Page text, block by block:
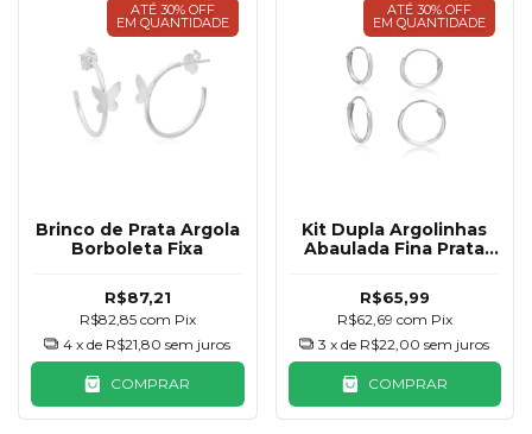
ATÉ 30% OFF
EM QUANTIDADE
Brinco de Prata Argola
Borboleta Fixa
R$87,21
R$82,85 com Pix
4 x de R$21,80 sem juros
COMPRAR
ATÉ 30% OFF
EM QUANTIDADE
Kit Dupla Argolinhas
Abaulada Fina Prata
R$65,99
R$62,69 com Pix
3 x de R$22,00 sem juros
COMPRAR